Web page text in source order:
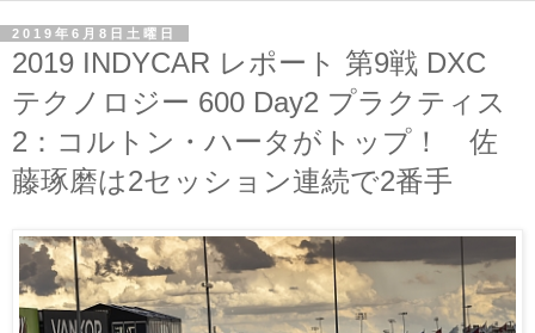
2019年6月8日土曜日
2019 INDYCAR レポート 第9戦 DXC
テクノロジー 600 Day2 プラクティス
2：コルトン・ハータがトップ！ 佐
藤琢磨は2セッション連続で2番手